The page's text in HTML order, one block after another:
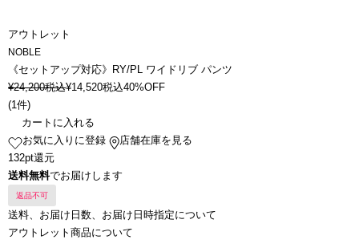
アウトレット
NOBLE
《セットアップ対応》RY/PL ワイドリブ パンツ
¥24,200税込¥14,520税込40%OFF
(1件)
カートに入れる
お気に入りに登録
店舗在庫を見る
132pt還元
送料無料でお届けします
返品不可
送料、お届け日数、お届け日時指定について
アウトレット商品について